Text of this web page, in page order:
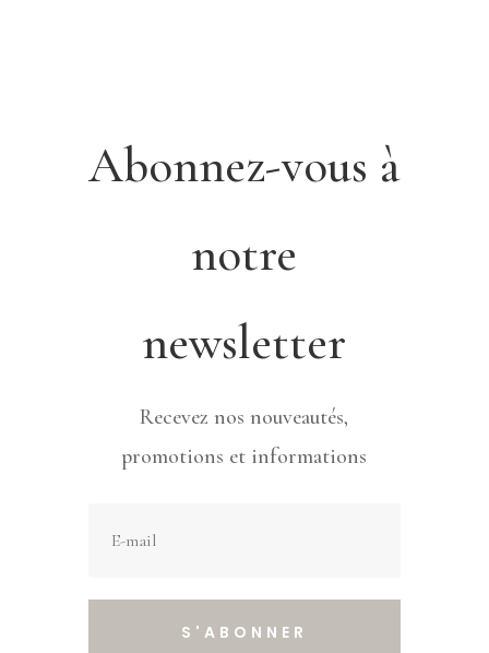
Abonnez-vous à
notre
newsletter
Recevez nos nouveautés,
promotions et informations
S'ABONNER